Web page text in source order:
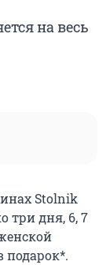
на весь
Stolnik
три дня, 6, 7
подарок*.